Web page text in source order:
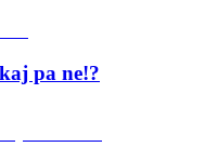
pa ne!?